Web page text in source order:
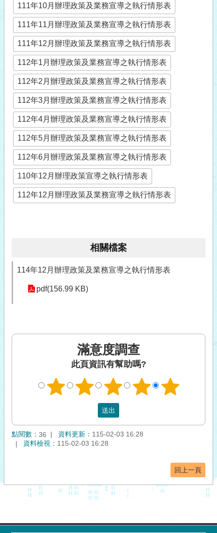
111年10月辦理政策及業務宣導之執行情形表
111年11月辦理政策及業務宣導之執行情形表
111年12月辦理政策及業務宣導之執行情形表
112年1月辦理政策及業務宣導之執行情形表
112年2月辦理政策及業務宣導之執行情形表
112年3月辦理政策及業務宣導之執行情形表
112年4月辦理政策及業務宣導之執行情形表
112年5月辦理政策及業務宣導之執行情形表
112年6月辦理政策及業務宣導之執行情形表
110年12月辦理政策宣導之執行情形表
112年12月辦理政策及業務宣導之執行情形表
相關檔案
114年12月辦理政策及業務宣導之執行情形表
pdf(156.99 KB)
滿意度調查
此頁資訊有幫助嗎?
點閱數： 36 資料更新： 115-02-03 16:28
資料檢視： 115-02-03 16:28
回上一頁